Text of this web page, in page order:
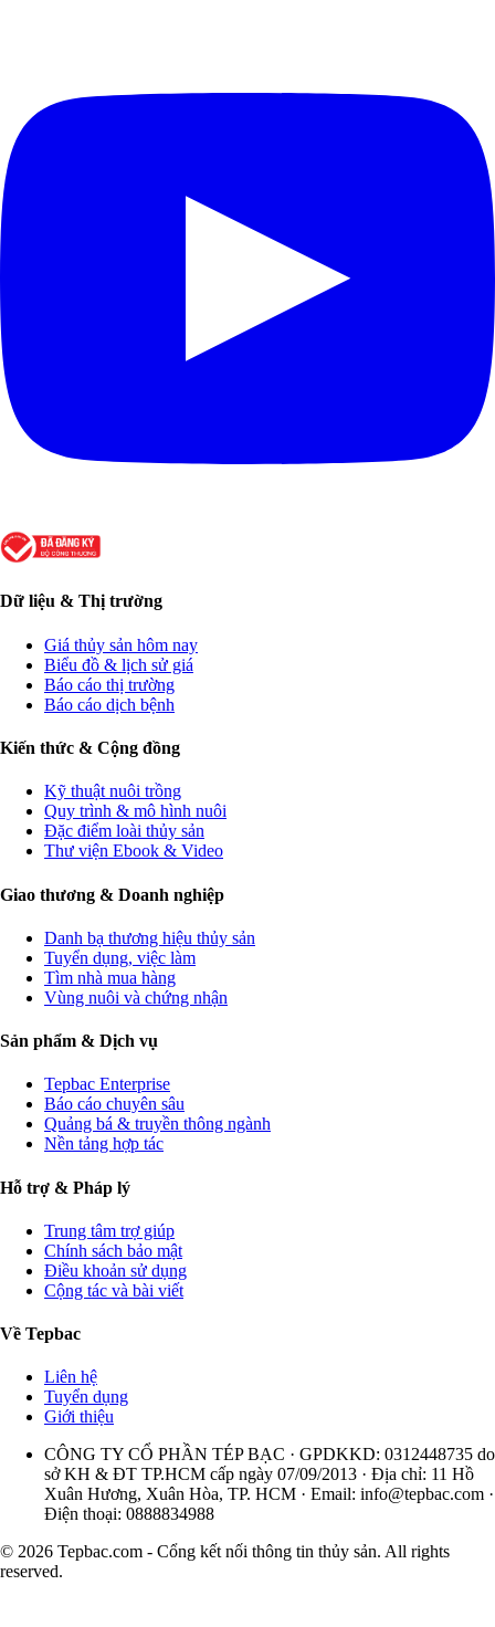
Dữ liệu & Thị trường
Giá thủy sản hôm nay
Biểu đồ & lịch sử giá
Báo cáo thị trường
Báo cáo dịch bệnh
Kiến thức & Cộng đồng
Kỹ thuật nuôi trồng
Quy trình & mô hình nuôi
Đặc điểm loài thủy sản
Thư viện Ebook & Video
Giao thương & Doanh nghiệp
Danh bạ thương hiệu thủy sản
Tuyển dụng, việc làm
Tìm nhà mua hàng
Vùng nuôi và chứng nhận
Sản phẩm & Dịch vụ
Tepbac Enterprise
Báo cáo chuyên sâu
Quảng bá & truyền thông ngành
Nền tảng hợp tác
Hỗ trợ & Pháp lý
Trung tâm trợ giúp
Chính sách bảo mật
Điều khoản sử dụng
Cộng tác và bài viết
Về Tepbac
Liên hệ
Tuyển dụng
Giới thiệu
CÔNG TY CỔ PHẦN TÉP BẠC · GPDKKD: 0312448735 do
sở KH & ĐT TP.HCM cấp ngày 07/09/2013 · Địa chỉ: 11 Hồ
Xuân Hương, Xuân Hòa, TP. HCM · Email: info@tepbac.com ·
Điện thoại: 0888834988
© 2026 Tepbac.com - Cổng kết nối thông tin thủy sản. All rights
reserved.